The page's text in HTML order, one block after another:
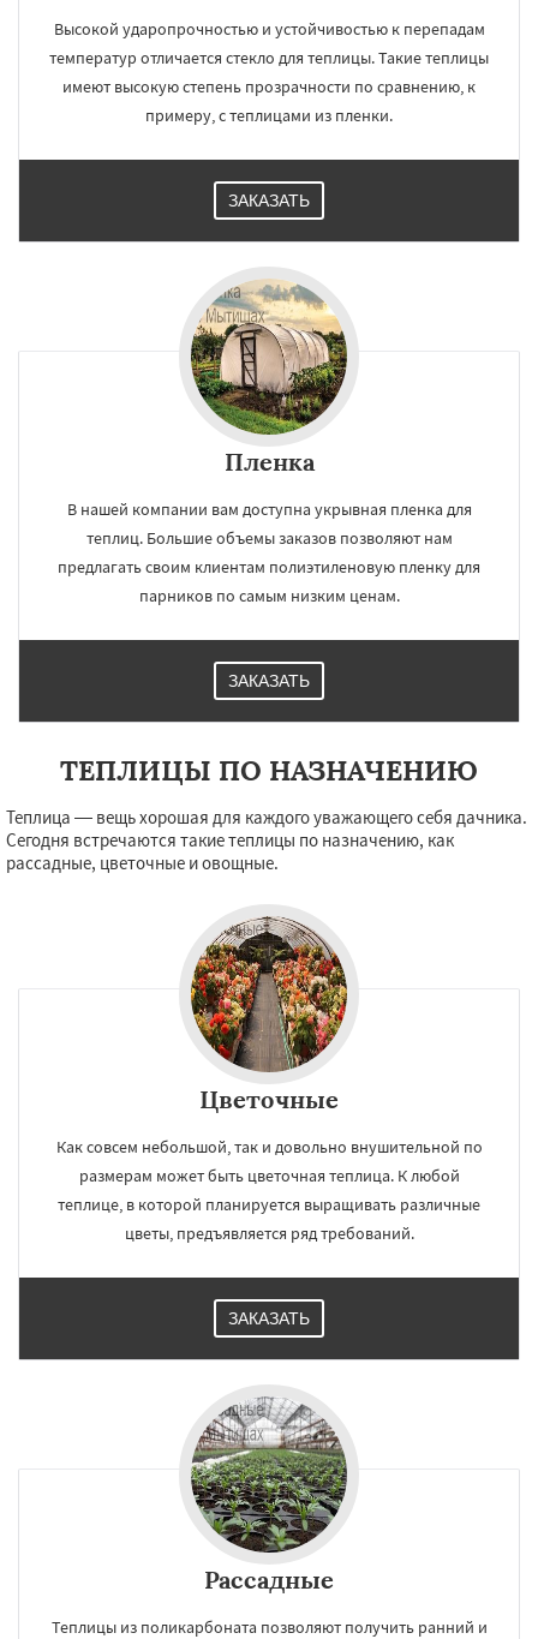
Высокой ударопрочностью и устойчивостью к перепадам
температур отличается стекло для теплицы. Такие теплицы
имеют высокую степень прозрачности по сравнению, к
примеру, с теплицами из пленки.
ЗАКАЗАТЬ
Пленка
В нашей компании вам доступна укрывная пленка для
теплиц. Большие объемы заказов позволяют нам
предлагать своим клиентам полиэтиленовую пленку для
парников по самым низким ценам.
ЗАКАЗАТЬ
ТЕПЛИЦЫ ПО НАЗНАЧЕНИЮ
Теплица — вещь хорошая для каждого уважающего себя дачника.
Сегодня встречаются такие теплицы по назначению, как
рассадные, цветочные и овощные.
Цветочные
Как совсем небольшой, так и довольно внушительной по
размерам может быть цветочная теплица. К любой
теплице, в которой планируется выращивать различные
цветы, предъявляется ряд требований.
ЗАКАЗАТЬ
Рассадные
Теплицы из поликарбоната позволяют получить ранний и